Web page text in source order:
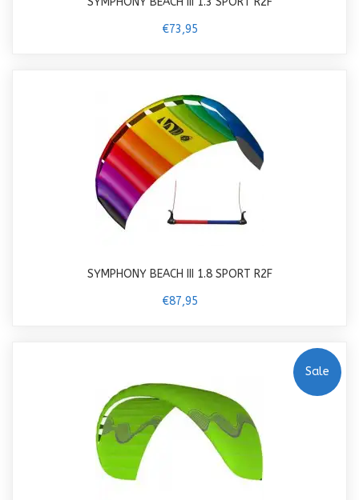
€73,95
SYMPHONY BEACH III 1.8 SPORT R2F
€87,95
Sale